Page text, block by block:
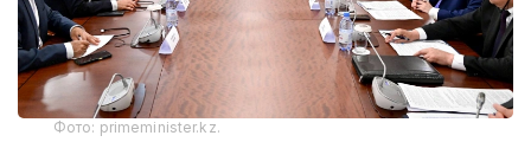
Фото: primeminister.kz.